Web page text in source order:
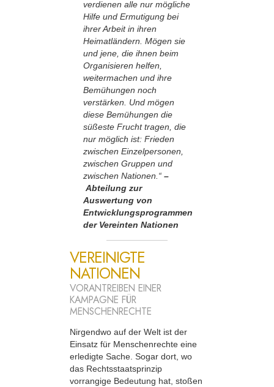
verdienen alle nur mögliche
Hilfe und Ermutigung bei
ihrer Arbeit in ihren
Heimatländern. Mögen sie
und jene, die ihnen beim
Organisieren helfen,
weitermachen und ihre
Bemühungen noch
verstärken. Und mögen
diese Bemühungen die
süßeste Frucht tragen, die
nur möglich ist: Frieden
zwischen Einzelpersonen,
zwischen Gruppen und
zwischen Nationen.“ –
Abteilung zur
Auswertung von
Entwicklungsprogrammen
der Vereinten Nationen
VEREINIGTE
NATIONEN
VORANTREIBEN EINER
KAMPAGNE FÜR
MENSCHENRECHTE
Nirgendwo auf der Welt ist der
Einsatz für Menschen­rechte eine
erledigte Sache. Sogar dort, wo
das Rechtsstaatsprinzip
vorrangige Bedeutung hat, stoßen